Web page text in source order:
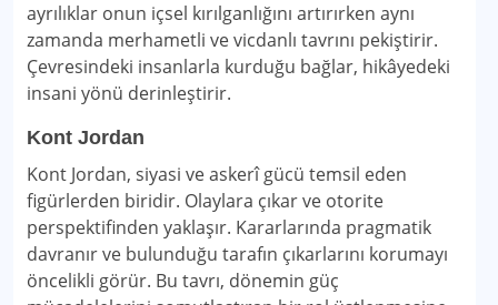
ayrılıklar onun içsel kırılganlığını artırırken aynı
zamanda merhametli ve vicdanlı tavrını pekiştirir.
Çevresindeki insanlarla kurduğu bağlar, hikâyedeki
insani yönü derinleştirir.
Kont Jordan
Kont Jordan, siyasi ve askerî gücü temsil eden
figürlerden biridir. Olaylara çıkar ve otorite
perspektifinden yaklaşır. Kararlarında pragmatik
davranır ve bulunduğu tarafın çıkarlarını korumayı
öncelikli görür. Bu tavrı, dönemin güç